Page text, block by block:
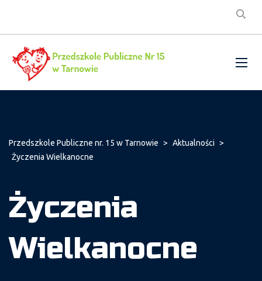
Przedszkole Publiczne nr. 15 w Tarnowie > Aktualności >
Życzenia Wielkanocne
Życzenia
Wielkanocne